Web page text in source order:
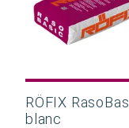
RÖFIX
blanc